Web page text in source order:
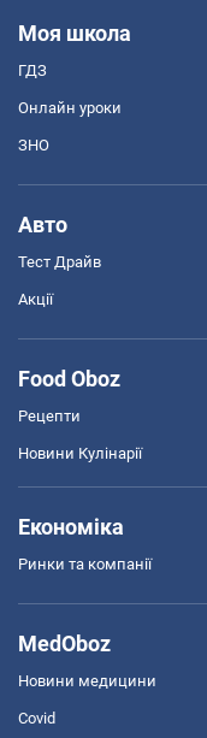
Моя школа
ГДЗ
Онлайн уроки
ЗНО
Авто
Тест Драйв
Акції
Food Oboz
Рецепти
Новини Кулінарії
Економіка
Ринки та компанії
MedOboz
Новини медицини
Covid